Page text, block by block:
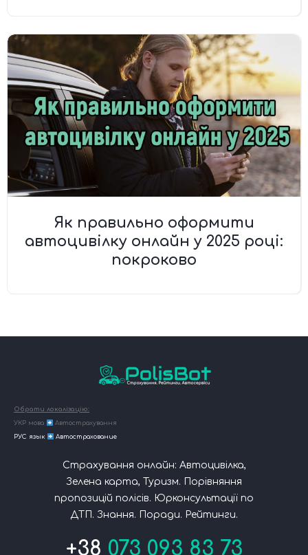
Як правильно оформити
автоцивілку онлайн у 2025 році:
покроково
Обрати локалізацію:
УКР мова
Автострахування
РУС язык
Автострахование
Страхування онлайн: Автоцивілка,
Зелена карта, Туризм. Порівняння
пропозицій полісів. Юрконсультації по
ДТП. Знання. Поради. Рейтинги.
+38 073 093 83 73